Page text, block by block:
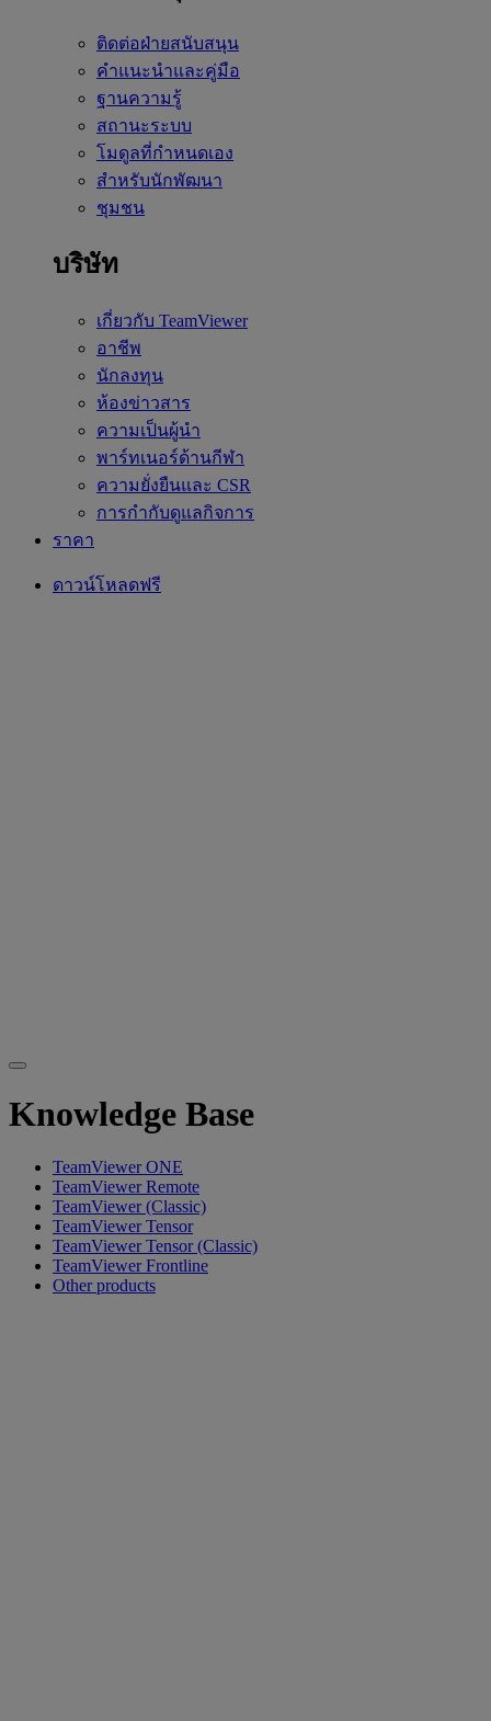
ติดต่อฝ่ายสนับสนุน
คำแนะนำและคู่มือ
ฐานความรู้
สถานะระบบ
โมดูลที่กำหนดเอง
สำหรับนักพัฒนา
ชุมชน
บริษัท
เกี่ยวกับ TeamViewer
อาชีพ
นักลงทุน
ห้องข่าวสาร
ความเป็นผู้นำ
พาร์ทเนอร์ด้านกีฬา
ความยั่งยืนและ CSR
การกำกับดูแลกิจการ
ราคา
ดาวน์โหลดฟรี
Knowledge Base
TeamViewer ONE
TeamViewer Remote
TeamViewer (Classic)
TeamViewer Tensor
TeamViewer Tensor (Classic)
TeamViewer Frontline
Other products